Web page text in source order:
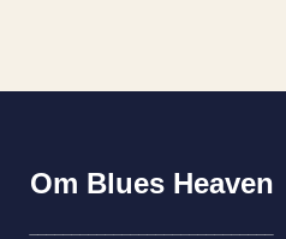
Om Blues Heaven